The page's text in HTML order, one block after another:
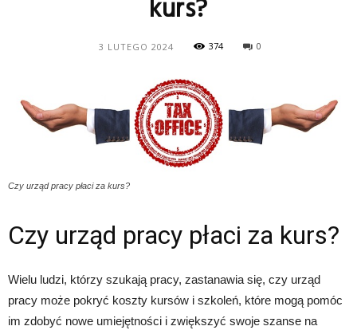
kurs?
3 LUTEGO 2024 374 0
Czy urząd pracy płaci za kurs?
Czy urząd pracy płaci za kurs?
Wielu ludzi, którzy szukają pracy, zastanawia się, czy urząd
pracy może pokryć koszty kursów i szkoleń, które mogą pomóc
im zdobyć nowe umiejętności i zwiększyć swoje szanse na